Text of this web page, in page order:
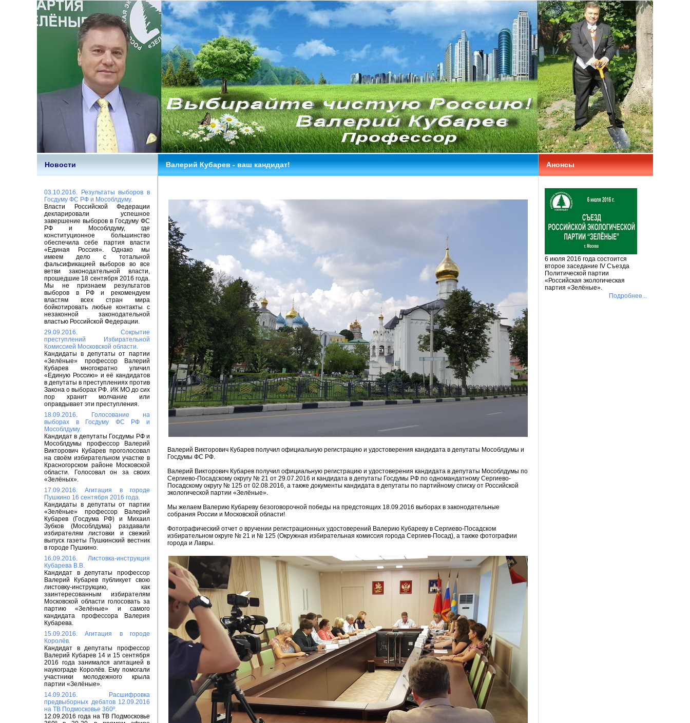
Новости Валерий Кубарев - ваш кандидат! Анонсы
03.10.2016. Результаты выборов в
Госдуму ФС РФ и Мособлдуму.
Власти Российской Федерации
декларировали успешное
завершение выборов в Госдуму ФС
РФ и Мособлдуму, где
конституционное большинство
обеспечила себе партия власти
«Единая Россия». Однако мы
имеем дело с тотальной
фальсификацией выборов во все
ветви законодательной власти,
прошедшие 18 сентября 2016 года.
Мы не признаем результатов
выборов в РФ и рекомендуем
властям всех стран мира
бойкотировать любые контакты с
незаконной законодательной
властью Российской Федерации.
29.09.2016. Сокрытие
преступлений Избирательной
Комиссией Московской области.
Кандидаты в депутаты от партии
«Зелёные» профессор Валерий
Кубарев многократно уличил
«Единую Россию» и её кандидатов
в депутаты в преступлениях против
Закона о выборах РФ. ИК МО до сих
пор хранит молчание или
оправдывает эти преступления.
18.09.2016. Голосование на
выборах в Госдуму ФС РФ и
Мособлдуму.
Кандидат в депутаты Госдумы РФ и
Мособлдумы профессор Валерий
Викторович Кубарев проголосовал
на своём избирательном участке в
Красногорском районе Московской
области. Голосовал он за своих
«Зелёных».
17.09.2016. Агитация в городе
Пушкино 16 сентября 2016 года.
Кандидаты в депутаты от партии
«Зелёные» профессор Валерий
Кубарев (Госдума РФ) и Михаил
Зубков (Мособлдума) раздавали
избирателям листовки и свежий
выпуск газеты Пушкинский вестник
в городе Пушкино.
16.09.2016. Листовка-инструкция
Кубарева В.В.
Кандидат в депутаты профессор
Валерий Кубарев публикует свою
листовку-инструкцию, как
заинтересованным избирателям
Московской области голосовать за
партию «Зелёные» и самого
кандидата профессора Валерия
Кубарева.
15.09.2016. Агитация в городе
Королёв.
Кандидат в депутаты профессор
Валерий Кубарев 14 и 15 сентября
2016 года занимался агитацией в
наукограде Королёв. Ему помогали
участники молодежного крыла
партии «Зелёные».
14.09.2016. Расшифровка
предвыборных дебатов 12.09.2016
на ТВ Подмосковье 360º.
12.09.2016 года на ТВ Подмосковье
Валерий Викторович Кубарев получил официальную регистрацию и удостоверения кандидата в депутаты Мособлдумы и
Госдумы ФС РФ.
Валерий Викторович Кубарев получил официальную регистрацию и удостоверения кандидата в депутаты Мособлдумы по
Сергиево-Посадскому округу № 21 от 29.07.2016 и кандидата в депутаты Госдумы РФ по одномандатному Сергиево-
Посадскому округу № 125 от 02.08.2016, а также документы кандидата в депутаты по партийному списку от Российской
экологической партии «Зелёные».
Мы желаем Валерию Кубареву безоговорочной победы на предстоящих 18.09.2016 выборах в законодательные
собрания России и Московской области!
Фотографический отчет о вручении регистрационных удостоверений Валерию Кубареву в Сергиево-Посадском
избирательном округе № 21 и № 125 (Окружная избирательная комиссия города Сергиев-Посад), а также фотографии
города и Лавры.
6 июля 2016 года состоится
второе заседание IV Съезда
Политической партии
«Российская экологическая
партия «Зелёные».
Подробнее...